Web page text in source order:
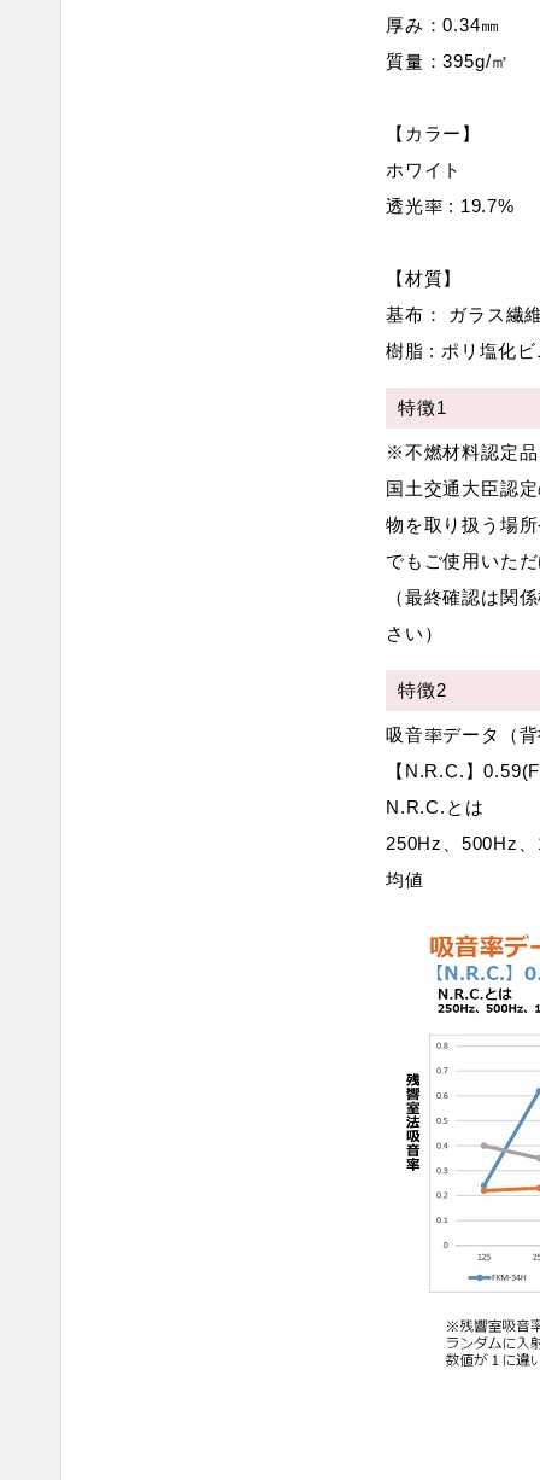
厚み：0.34㎜
質量：395g/㎡
【カラー】
ホワイト
透光率 : 19.7%
【材質】
基布： ガラス
樹脂 : ポリ塩化
特徴1
※不燃材料認定品
国土交通大臣認
物を取り扱う場
でもご使用いた
（最終確認は関
さい）
特徴2
吸音率データ（
【N.R.C.】
N.R.C.とは
250Hz、500Hz
均値